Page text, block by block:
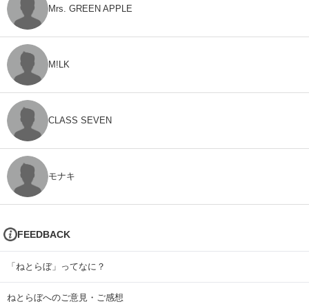
Mrs. GREEN APPLE
M!LK
CLASS SEVEN
モナキ
FEEDBACK
「ねとらぼ」ってなに？
ねとらぼへのご意見・ご感想